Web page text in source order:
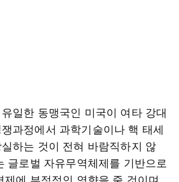
일한 동맹국인 미국이 여타 강대
과정에서 과학기술이나 핵 태세
하는 것이 전혀 바람직하지 않
글로벌 자유무역체제를 기반으로